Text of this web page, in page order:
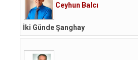
Ceyhun Balcı
İki Günde Şanghay